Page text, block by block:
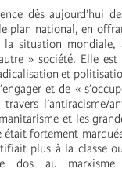
dès aujourd’hui
plan national, en
la situation mondiale,
» société. Elle
et
et de «
l’antiracisme/
et les
était fortement
plus à la classe
dos au marxisme